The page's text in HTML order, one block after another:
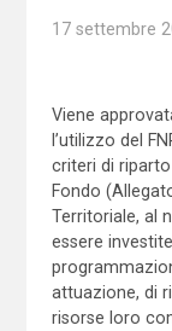
17 settembre
Viene
l’utilizzo del
criteri di
Fondo
Territoriale, al
essere
attuazione, di
risorse loro